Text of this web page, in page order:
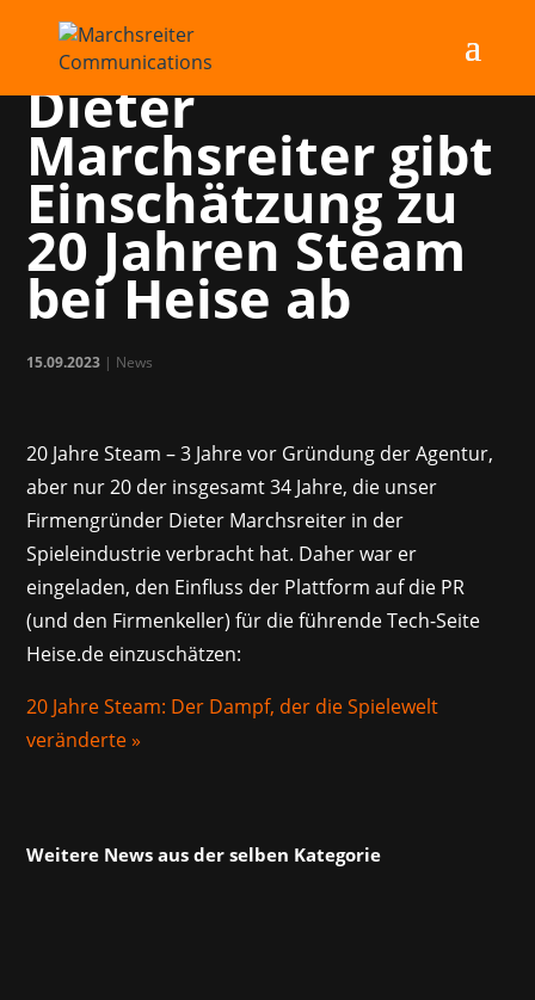
Firmengründer
Dieter
Marchsreiter gibt
Einschätzung zu
20 Jahren Steam
bei Heise ab
15.09.2023 | News
20 Jahre Steam – 3 Jahre vor Gründung der Agentur,
aber nur 20 der insgesamt 34 Jahre, die unser
Firmengründer Dieter Marchsreiter in der
Spieleindustrie verbracht hat. Daher war er
eingeladen, den Einfluss der Plattform auf die PR
(und den Firmenkeller) für die führende Tech-Seite
Heise.de einzuschätzen:
20 Jahre Steam: Der Dampf, der die Spielewelt
veränderte »
Weitere News aus der selben Kategorie